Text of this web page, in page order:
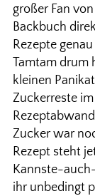
großer Fan
Backbuch
Rezepte
Tamtam drum
kleinen
Zuckerreste
Zucker war
Rezept steht
Kannste-
ihr unbedingt